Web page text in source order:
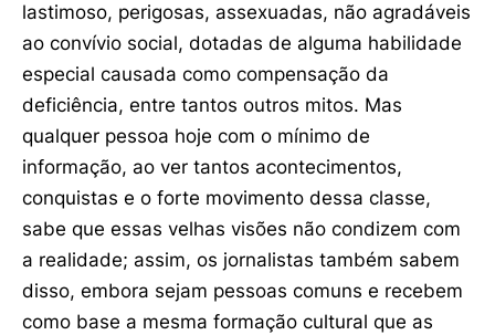
lastimoso, perigosas, assexuadas, não agradáveis
ao convívio social, dotadas de alguma habilidade
especial causada como compensação da
deficiência, entre tantos outros mitos. Mas
qualquer pessoa hoje com o mínimo de
informação, ao ver tantos acontecimentos,
conquistas e o forte movimento dessa classe,
sabe que essas velhas visões não condizem com
a realidade; assim, os jornalistas também sabem
disso, embora sejam pessoas comuns e recebem
como base a mesma formação cultural que as